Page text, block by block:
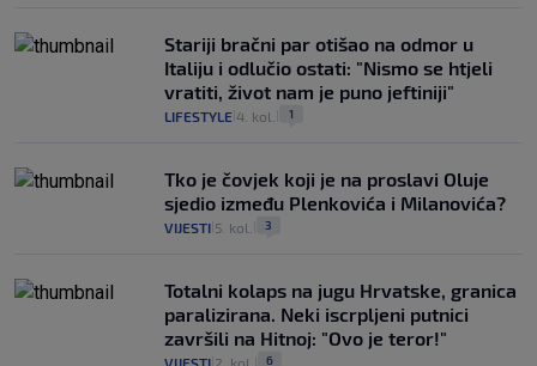
Stariji bračni par otišao na odmor u
Italiju i odlučio ostati: "Nismo se htjeli
vratiti, život nam je puno jeftiniji"
LIFESTYLE 4. kol. 1
Tko je čovjek koji je na proslavi Oluje
sjedio između Plenkovića i Milanovića?
VIJESTI 5. kol. 3
Totalni kolaps na jugu Hrvatske, granica
paralizirana. Neki iscrpljeni putnici
završili na Hitnoj: "Ovo je teror!"
VIJESTI 2. kol. 6